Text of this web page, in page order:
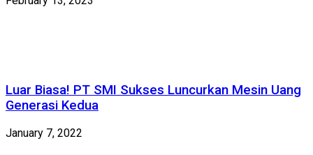
Luar Biasa! PT SMI Sukses Luncurkan Mesin Uang
Generasi Kedua
January 7, 2022